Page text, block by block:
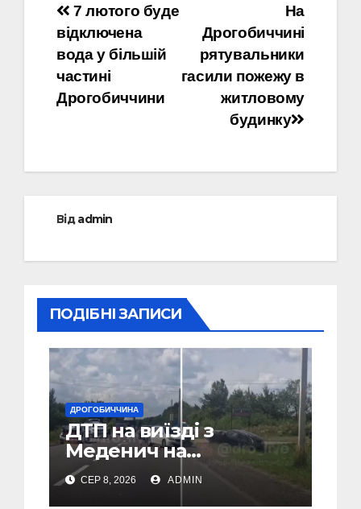
Навігація
записів
На
Дрогобиччині
рятувальники
гасили пожежу в
житловому
будинку
7 лютого буде
відключена
вода у більшій
частині
Дрогобиччини
Відadmin
ПОДІБНІ ЗАПИСИ
ДРОГОБИЧЧИНА
ДТП на виїзді з
Меденич на
Дрогобиччині (Відео)
СЕР 8, 2026 ADMIN